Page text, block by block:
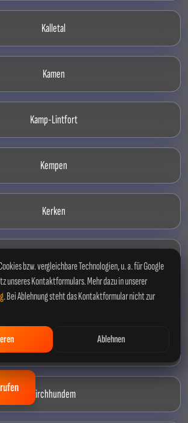
Kalletal
Kamen
Kamp-Lintfort
Kempen
Kerken
Kevelaer
Kierspe
Kirchhundem
bzw. vergleichbare Technologien, u. a. für Google
unseres Kontaktformulars. Mehr dazu in unserer
. Bei Ablehnung steht das Kontaktformular nicht zur
Ablehnen